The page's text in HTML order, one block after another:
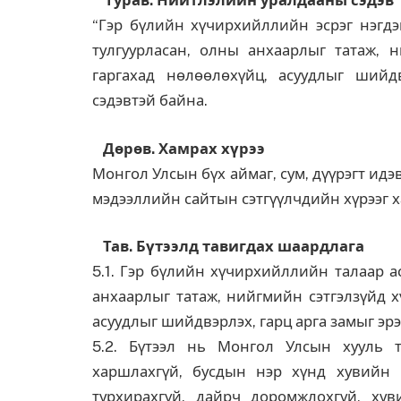
“Гэр бүлийн хүчирхийллийн эсрэг
тулгуурласан, олны анхаарлыг татаж,
гаргахад нөлөөлөхүйц, асуудлыг
сэдэвтэй байна.
Дөрөв. Хамрах хүрээ
Монгол Улсын бүх аймаг, сум, дүүрэгт
мэдээллийн сайтын сэтгүүлчдийн хүрээг
Тав. Бүтээлд тавигдах шаардлага
5.1. Гэр бүлийн хүчирхийллийн талаар
анхаарлыг татаж, нийгмийн сэтгэлзүйд
асуудлыг шийдвэрлэх, гарц арга замыг
5.2. Бүтээл нь Монгол Улсын хууль
харшлахгүй, бусдын нэр хүнд хувийн
турхирахгүй, дайрч доромжлохгүй,